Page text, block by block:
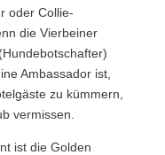
oder Collie-
die Vierbeiner
Ambassador ist,
zu kümmern,
vermissen.
ist die Golden